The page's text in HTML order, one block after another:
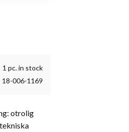
1 pc. in stock
18-006-1169
otrolig